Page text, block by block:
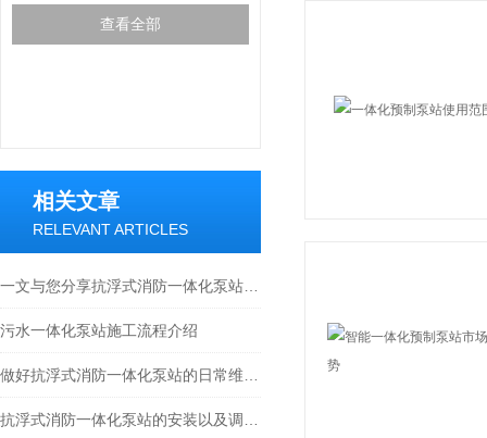
查看全部
相关文章
RELEVANT ARTICLES
污水一体化泵站施工流程介绍